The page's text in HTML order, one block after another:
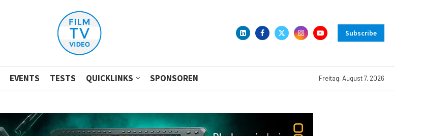
Subscribe
EVENTS TESTS QUICKLINKS SPONSOREN Freitag, August 7, 2026